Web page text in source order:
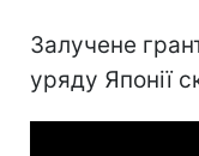
Залучене
уряду Японії